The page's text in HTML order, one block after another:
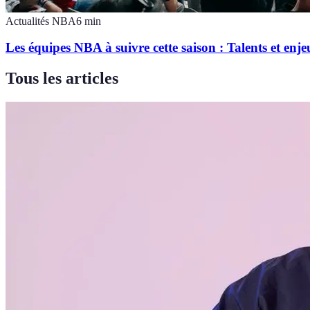
Actualités NBA6 min
Les équipes NBA à suivre cette saison : Talents et
Tous les articles